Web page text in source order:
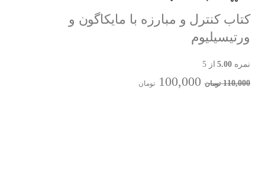
کتاب کنترل و مبارزه با مایکاگون و
ورتیسیلیوم
نمره 5.00از 5
110,000 تومان 100,000 تومان